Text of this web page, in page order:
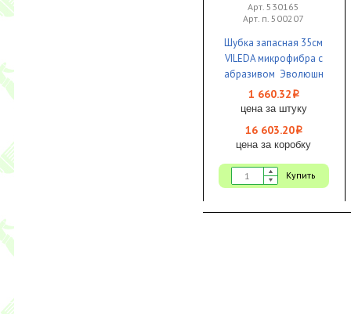
Арт. 530165
Арт. п. 500207
Шубка запасная 35см
VILEDA микрофибра с
абразивом Эволюшн
1/10
1 660.32 i
цена за штуку
16 603.20i
цена за коробку
Купить